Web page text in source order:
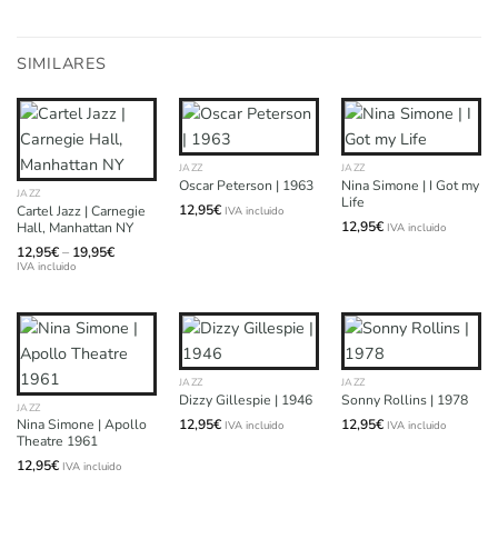
SIMILARES
JAZZ
Cartel Jazz | Carnegie
Hall, Manhattan NY
12,95€ – 19,95€Price
IVA incluido
JAZZ
Oscar Peterson | 1963
12,95€ IVA incluido
JAZZ
Nina Simone | I Got my
Life
12,95€ IVA incluido
JAZZ
Nina Simone | Apollo
Theatre 1961
12,95€ IVA incluido
JAZZ
Dizzy Gillespie | 1946
12,95€ IVA incluido
JAZZ
Sonny Rollins | 1978
12,95€ IVA incluido